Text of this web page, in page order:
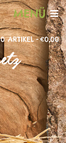
MENÜ
0 ARTIKEL €0,00